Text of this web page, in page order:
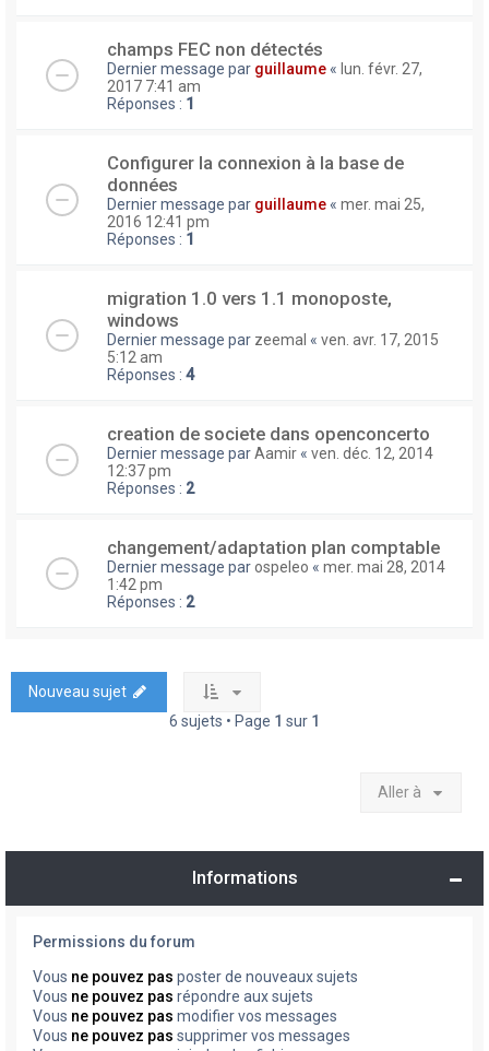
champs FEC non détectés
Dernier message par guillaume « lun. févr. 27,
2017 7:41 am
Réponses : 1
Configurer la connexion à la base de
données
Dernier message par guillaume « mer. mai 25,
2016 12:41 pm
Réponses : 1
migration 1.0 vers 1.1 monoposte,
windows
Dernier message par zeemal « ven. avr. 17, 2015
5:12 am
Réponses : 4
creation de societe dans openconcerto
Dernier message parAamir « ven. déc. 12, 2014
12:37 pm
Réponses : 2
changement/adaptation plan comptable
Dernier message parospeleo « mer. mai 28, 2014
1:42 pm
Réponses : 2
Nouveau sujet
6 sujets • Page 1 sur 1
Aller à
Informations
Permissions du forum
Vous ne pouvez pas poster de nouveaux sujets
Vous ne pouvez pas répondre aux sujets
Vous ne pouvez pas modifier vos messages
Vous ne pouvez pas supprimer vos messages